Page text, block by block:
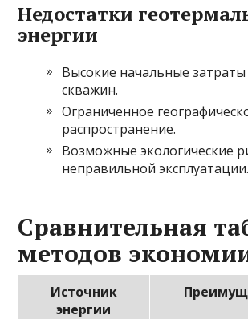
Недостатки
энергии
Высокие начальные затраты
скважин.
Ограниченное
распространение.
Возможные экологические
неправильной эксплуатации.
Сравнительная
методов
Источник
энергии